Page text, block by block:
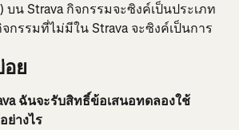
บน Strava กิจกรรมจะซิงค์เป็นประเภท
กรรมที่ไม่มีใน Strava จะซิงค์เป็นการ
ย
ฉันจะรับสิทธิ์ข้อเสนอทดลองใช้
ย่างไร